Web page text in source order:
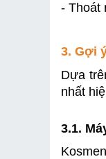
- Thoát
3. Gợi
Dựa
nhất
3.1.